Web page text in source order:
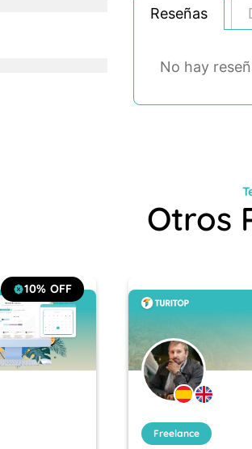
Reseñas
No hay
Otros
10% OFF
Freelance